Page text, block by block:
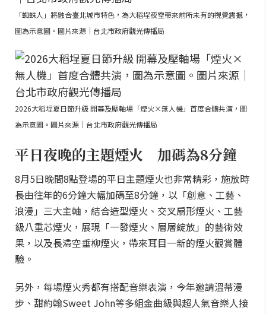
「蜘蛛人」將融合臺北城市特色，為大稻埕夜空帶來前所未有的視覺震撼，
圖為示意圖。圖片來源｜台北市政府觀光傳播局
2026大稻埕夏日節升級 開幕及壓軸場「煙火×無人機」首度合體共演，圖
為示意圖。圖片來源｜台北市政府觀光傳播局
平日夜晚的主題煙火 加碼為8分鐘
8月5日晚間8點登場的平日主題煙火也非常精彩，施放時
長由往年的6分鐘大幅加碼至8分鐘，以「創意、工藝、
浪漫」三大主軸，結合造型煙火、交叉扇形煙火、工藝
級八重芯煙火，展現「一發煙火、層層綻放」的藝術效
果，以及長滯空垂柳煙火，帶來耳目一新的煙火觀賞體
驗。
另外，每場煙火秀都有搭配音樂表演，今年邀請溫蒂漫
步、甜約翰Sweet John等多組金曲級與超人氣音樂人接